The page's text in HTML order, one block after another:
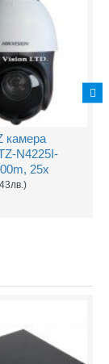
камера
N4225I-
25x